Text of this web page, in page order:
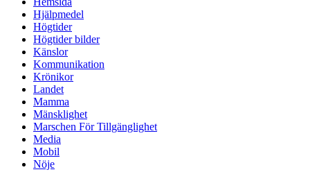
Hjälpmedel
Högtider
Högtider bilder
Känslor
Kommunikation
Krönikor
Landet
Mamma
Mänsklighet
Marschen För Tillgänglighet
Media
Mobil
Nöje